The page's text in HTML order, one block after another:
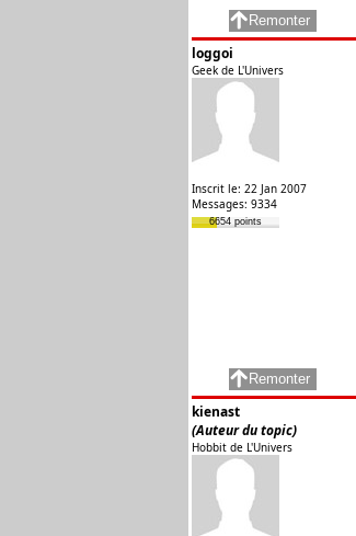
loggoi
Geek de L'Univers
Inscrit le: 22 Jan 2007
Messages: 9334
6654 points
kienast
(Auteur du topic)
Hobbit de L'Univers